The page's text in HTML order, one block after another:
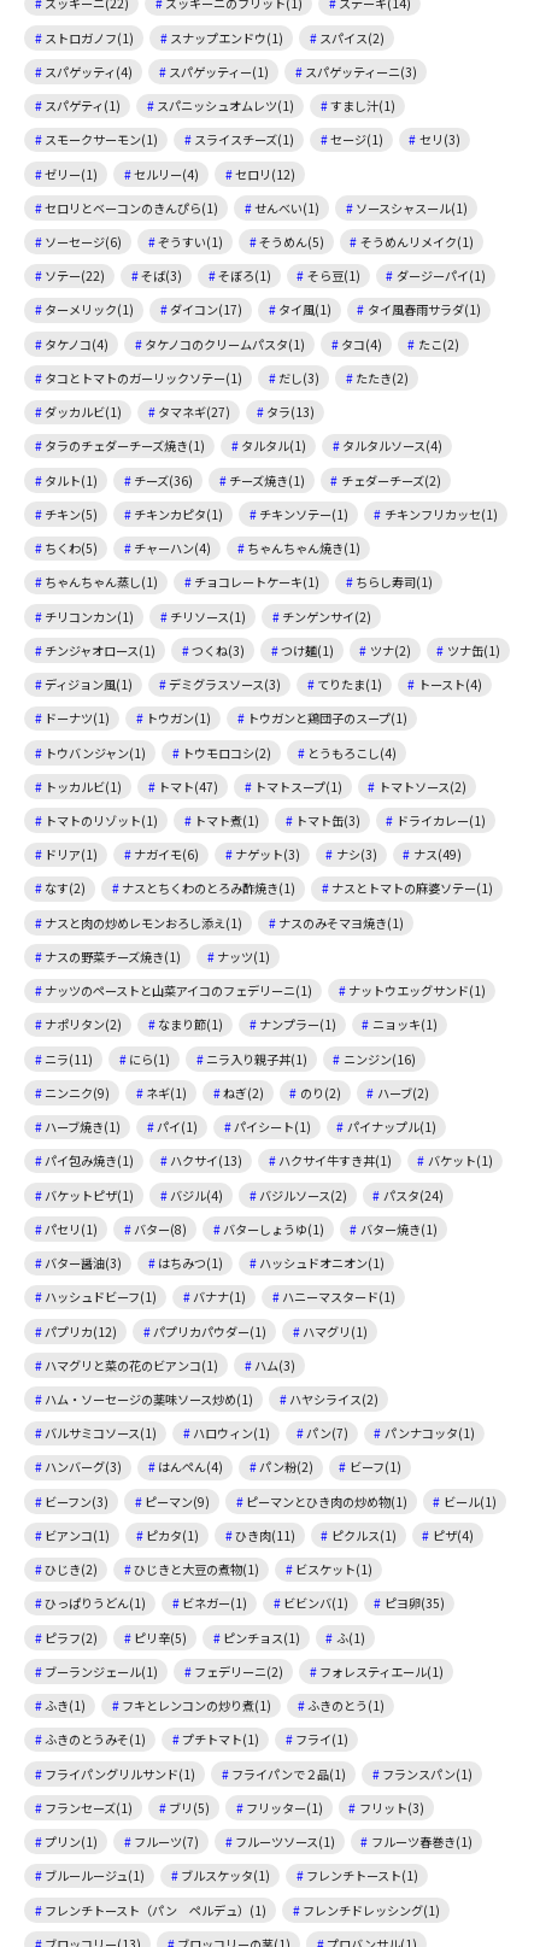
ストロガノフ(1)
スナップエンドウ(1)
スパイス(2)
スパゲッティ(4)
スパゲッティー(1)
スパゲッティーニ(3)
スパゲティ(1)
スパニッシュオムレツ(1)
すまし汁(1)
スモークサーモン(1)
スライスチーズ(1) セージ(1)
セリ(3)
ゼリー(1)
セルリー(4)
セロリ(12)
セロリとベーコンのきんぴら(1)
せんべい(1)
ソースシャスール(1)
ソーセージ(6)
ぞうすい(1) そうめん(5)
そうめんリメイク(1)
ソテー(22)
そば(3) そぼろ(1) そら豆(1)
ダージーパイ(1)
ターメリック(1)
ダイコン(17) タイ風(1)
タイ風春雨サラダ(1)
タケノコ(4)
タケノコのクリームパスタ(1) タコ(4)
たこ(2)
タコとトマトのガーリックソテー(1)
だし(3)
たたき(2)
ダッカルビ(1)
タマネギ(27)
タラ(13)
タラのチェダーチーズ焼き(1)
タルタル(1)
タルタルソース(4)
タルト(1)
チーズ(36) チーズ焼き(1)
チェダーチーズ(2)
チキン(5)
チキンカピタ(1) チキンソテー(1)
チキンフリカッセ(1)
ちくわ(5)
チャーハン(4)
ちゃんちゃん焼き(1)
ちゃんちゃん蒸し(1)
チョコレートケーキ(1)
ちらし寿司(1)
チリコンカン(1)
チリソース(1)
チンゲンサイ(2)
チンジャオロース(1)
つくね(3) つけ麺(1) ツナ(2)
ツナ缶(1)
ディジョン風(1)
デミグラスソース(3) てりたま(1)
トースト(4)
ドーナツ(1)
トウガン(1)
トウガンと鶏団子のスープ(1)
トウバンジャン(1)
トウモロコシ(2)
とうもろこし(4)
トッカルビ(1)
トマト(47) トマトスープ(1)
トマトソース(2)
トマトのリゾット(1)
トマト煮(1) トマト缶(3)
ドライカレー(1)
ドリア(1)
ナガイモ(6) ナゲット(3) ナシ(3)
ナス(49)
なす(2)
ナスとちくわのとろみ酢焼き(1)
ナスとトマトの麻婆ソテー(1)
ナスと肉の炒めレモンおろし添え(1)
ナスのみそマヨ焼き(1)
ナスの野菜チーズ焼き(1)
ナッツ(1)
ナッツのペーストと山菜アイコのフェデリーニ(1)
ナットウエッグサンド(1)
ナポリタン(2)
なまり節(1) ナンプラー(1)
ニョッキ(1)
ニラ(11)
にら(1) ニラ入り親子丼(1)
ニンジン(16)
ニンニク(9)
ネギ(1) ねぎ(2) のり(2)
ハーブ(2)
ハーブ焼き(1)
パイ(1) パイシート(1)
パイナップル(1)
パイ包み焼き(1)
ハクサイ(13) ハクサイ牛すき丼(1)
バケット(1)
バケットピザ(1)
バジル(4) バジルソース(2)
パスタ(24)
パセリ(1)
バター(8) バターしょうゆ(1)
バター焼き(1)
バター醤油(3)
はちみつ(1)
ハッシュドオニオン(1)
ハッシュドビーフ(1)
バナナ(1)
ハニーマスタード(1)
パプリカ(12)
パプリカパウダー(1)
ハマグリ(1)
ハマグリと菜の花のビアンコ(1)
ハム(3)
ハム・ソーセージの薬味ソース炒め(1)
ハヤシライス(2)
バルサミコソース(1)
ハロウィン(1) パン(7)
パンナコッタ(1)
ハンバーグ(3)
はんぺん(4) パン粉(2)
ビーフ(1)
ビーフン(3)
ピーマン(9) ピーマンとひき肉の炒め物(1)
ビール(1)
ビアンコ(1)
ピカタ(1) ひき肉(11) ピクルス(1)
ピザ(4)
ひじき(2)
ひじきと大豆の煮物(1)
ビスケット(1)
ひっぱりうどん(1)
ビネガー(1) ビビンバ(1)
ピヨ卵(35)
ピラフ(2)
ピリ辛(5) ピンチョス(1)
ふ(1)
ブーランジェール(1)
フェデリーニ(2)
フォレスティエール(1)
ふき(1)
フキとレンコンの炒り煮(1)
ふきのとう(1)
ふきのとうみそ(1)
プチトマト(1)
フライ(1)
フライパングリルサンド(1)
フライパンで２品(1)
フランスパン(1)
フランセーズ(1)
ブリ(5) フリッター(1)
フリット(3)
プリン(1)
フルーツ(7) フルーツソース(1)
フルーツ春巻き(1)
ブルールージュ(1)
ブルスケッタ(1)
フレンチトースト(1)
フレンチトースト（パン ペルデュ）(1)
フレンチドレッシング(1)